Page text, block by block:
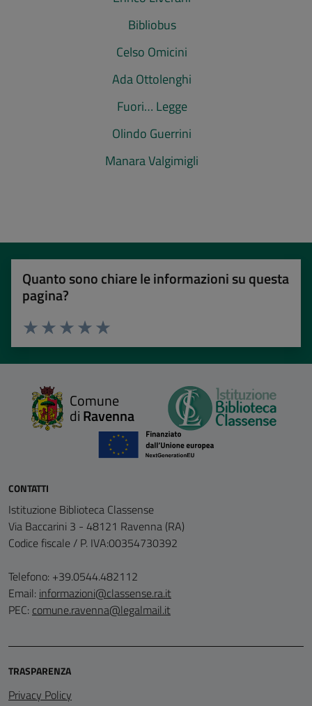
Bibliobus
Celso Omicini
Ada Ottolenghi
Fuori… Legge
Olindo Guerrini
Manara Valgimigli
Quanto sono chiare le informazioni su questa
pagina?
Valuta 5 stelle su 5
Valuta 4 stelle su 5
Valuta 3 stelle su 5
Valuta 2 stelle su 5
Valuta 1 stelle su 5
Comune
diRavenna
CONTATTI
Istituzione Biblioteca Classense
Via Baccarini 3 - 48121 Ravenna (RA)
Codice fiscale / P. IVA:00354730392
Telefono: +39.0544.482112
Email: informazioni@classense.ra.it
PEC: comune.ravenna@legalmail.it
TRASPARENZA
Privacy Policy